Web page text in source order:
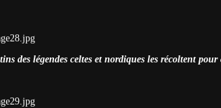
des légendes celtes et nordiques les récoltent